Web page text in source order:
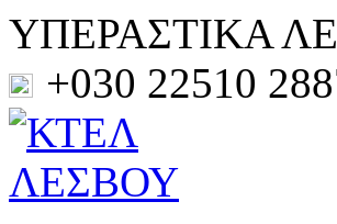
ΥΠΕΡΑΣΤΙΚΑ
+030 22510